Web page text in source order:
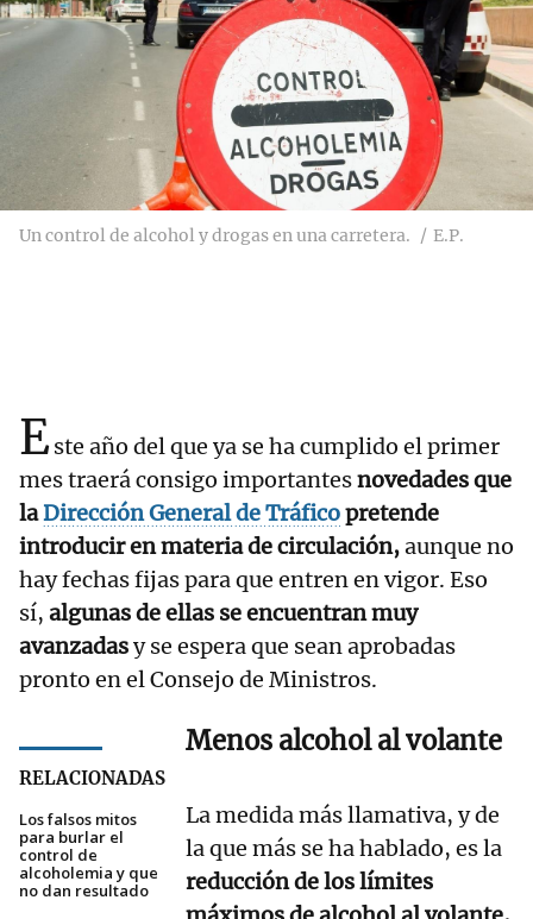
Un control de alcohol y drogas en una carretera. E.P.
Este año del que ya se ha cumplido el primer
mes traerá consigo importantesnovedades que
laDirección General de Tráficopretende
introducir en materia de circulación,aunque no
hay fechas fijas para que entren en vigor. Eso
sí, algunas de ellas se encuentran muy
avanzadasy se espera que sean aprobadas
pronto en el Consejo de Ministros.
RELACIONADAS
Los falsos mitos
para burlar el
control de
alcoholemia y que
no dan resultado
Menos alcohol al volante
La medida más llamativa, y de
la que más se ha hablado, es la
reducción de los límites